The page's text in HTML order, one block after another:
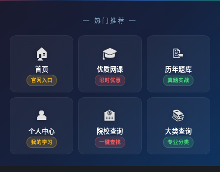
— 热门推荐 —
🏠
首页
官网入口
🎓
优质网课
限时优惠
📝
历年题库
真题实战
👤
个人中心
我的学习
🏫
院校查询
一键查找
📚
大类查询
专业分类